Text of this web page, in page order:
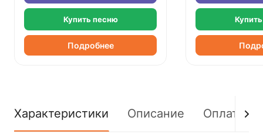
Купить песню
Подробнее
Характеристики Описание Оплата